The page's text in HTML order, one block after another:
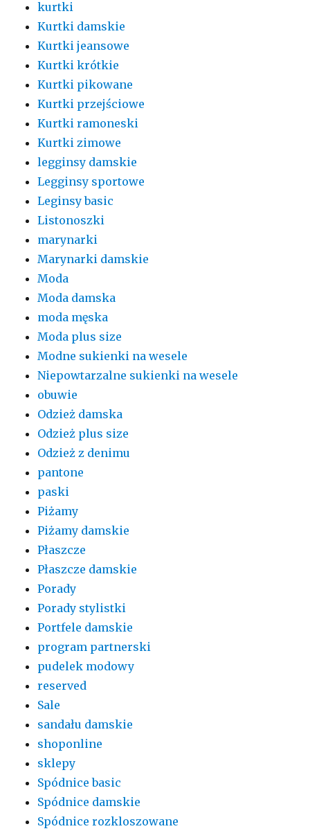
kurtki
Kurtki damskie
Kurtki jeansowe
Kurtki krótkie
Kurtki pikowane
Kurtki przejściowe
Kurtki ramoneski
Kurtki zimowe
legginsy damskie
Legginsy sportowe
Leginsy basic
Listonoszki
marynarki
Marynarki damskie
Moda
Moda damska
moda męska
Moda plus size
Modne sukienki na wesele
Niepowtarzalne sukienki na wesele
obuwie
Odzież damska
Odzież plus size
Odzież z denimu
pantone
paski
Piżamy
Piżamy damskie
Płaszcze
Płaszcze damskie
Porady
Porady stylistki
Portfele damskie
program partnerski
pudelek modowy
reserved
Sale
sandału damskie
shoponline
sklepy
Spódnice basic
Spódnice damskie
Spódnice rozkloszowane